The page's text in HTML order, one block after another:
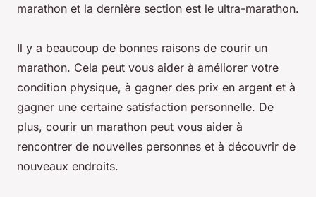
marathon et la dernière section est le ultra-marathon.
Il y a beaucoup de bonnes raisons de courir un
marathon. Cela peut vous aider à améliorer votre
condition physique, à gagner des prix en argent et à
gagner une certaine satisfaction personnelle. De
plus, courir un marathon peut vous aider à
rencontrer de nouvelles personnes et à découvrir de
nouveaux endroits.